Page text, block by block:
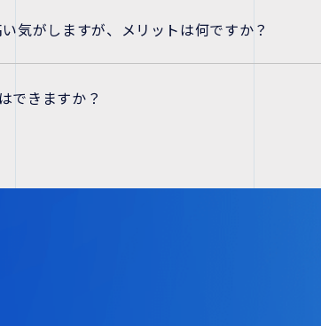
気がしますが、メリットは何ですか？
できますか？